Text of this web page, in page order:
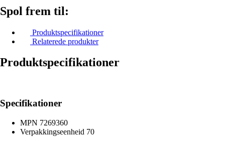
Spol frem til:
Produktspecifikationer
Relaterede produkter
Produktspecifikationer
Specifikationer
MPN 7269360
Verpakkingseenheid 70